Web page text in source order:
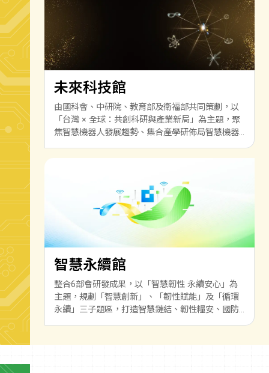
未來科技館
由國科會、中研院、教育部及衛福部共同策劃，以
「台灣 × 全球：共創科研與產業新局」為主題，聚
焦智慧機器人發展趨勢、集合產學研佈局智慧機器
的產業生態系，鏈結前瞻技術與產業應用。
智慧永續館
整合6部會研發成果，以「智慧韌性 永續安心」為
主題，規劃「智慧創新」、「韌性賦能」及「循環
永續」三子題區，打造智慧鏈結、韌性糧安、國防